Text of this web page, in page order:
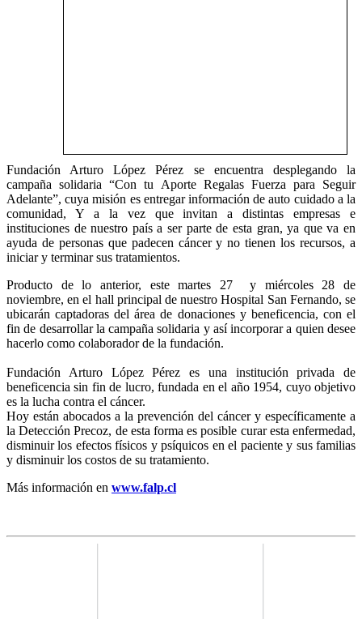
Fundación Arturo López Pérez se encuentra desplegando la
campaña solidaria “Con tu Aporte Regalas Fuerza para Seguir
Adelante”, cuya misión es entregar información de auto cuidado a la
comunidad, Y a la vez que invitan a distintas empresas e
instituciones de nuestro país a ser parte de esta gran, ya que va en
ayuda de personas que padecen cáncer y no tienen los recursos, a
iniciar y terminar sus tratamientos.
Producto de lo anterior, este martes 27 y miércoles 28 de
noviembre, en el hall principal de nuestro Hospital San Fernando, se
ubicarán captadoras del área de donaciones y beneficencia, con el
fin de desarrollar la campaña solidaria y así incorporar a quien desee
hacerlo como colaborador de la fundación.
Fundación Arturo López Pérez es una institución privada de
beneficencia sin fin de lucro, fundada en el año 1954, cuyo objetivo
es la lucha contra el cáncer.
Hoy están abocados a la prevención del cáncer y específicamente a
la Detección Precoz, de esta forma es posible curar esta enfermedad,
disminuir los efectos físicos y psíquicos en el paciente y sus familias
y disminuir los costos de su tratamiento.
Más información en www.falp.cl